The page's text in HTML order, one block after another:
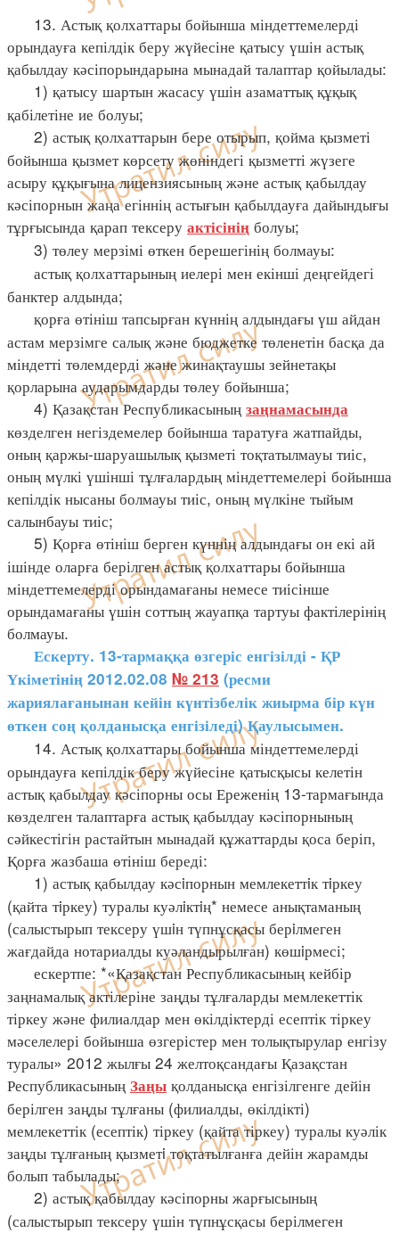
13. Астық қолхаттары бойынша міндеттемелерді
орындауға кепілдік беру жүйесіне қатысу үшін астық
қабылдау кәсіпорындарына мынадай талаптар қойылады:
1) қатысу шартын жасасу үшін азаматтық құқық
қабілетіне ие болуы;
2) астық қолхаттарын бере отырып, қойма қызметі
бойынша қызмет көрсету жөніндегі қызметті жүзеге
асыру құқығына лицензиясының және астық қабылдау
кәсіпорнын жаңа егіннің астығын қабылдауға дайындығы
тұрғысында қарап тексеру актісінің болуы;
3) төлеу мерзімі өткен берешегінің болмауы:
астық қолхаттарының иелері мен екінші деңгейдегі
банктер алдында;
қорға өтініш тапсырған күннің алдындағы үш айдан
астам мерзімге салық және бюджетке төленетін басқа да
міндетті төлемдерді және жинақтаушы зейнетақы
қорларына аударымдарды төлеу бойынша;
4) Қазақстан Республикасының заңнамасында
көзделген негіздемелер бойынша таратуға жатпайды,
оның қаржы-шаруашылық қызметі тоқтатылмауы тиіс,
оның мүлкі үшінші тұлғалардың міндеттемелері бойынша
кепілдік нысаны болмауы тиіс, оның мүлкіне тыйым
салынбауы тиіс;
5) Қорға өтініш берген күннің алдындағы он екі ай
ішінде оларға берілген астық қолхаттары бойынша
міндеттемелерді орындамағаны немесе тиісінше
орындамағаны үшін соттың жауапқа тартуы фактілерінің
болмауы.
Ескерту. 13-тармаққа өзгеріс енгізілді - ҚР
Үкіметінің 2012.02.08 № 213 (ресми
жариялағанынан кейін күнтізбелік жиырма бір күн
өткен соң қолданысқа енгізіледі) Қаулысымен.
14. Астық қолхаттары бойынша міндеттемелерді
орындауға кепілдік беру жүйесіне қатысқысы келетін
астық қабылдау кәсіпорны осы Ереженің 13-тармағында
көзделген талаптарға астық қабылдау кәсіпорнының
сәйкестігін растайтын мынадай құжаттарды қоса беріп,
Қорға жазбаша өтініш береді:
1) астық қабылдау кәсiпорнын мемлекеттiк тiркеу
(қайта тiркеу) туралы куәлiктiң* немесе анықтаманың
(салыстырып тексеру үшiн түпнұсқасы берiлмеген
жағдайда нотариалды куәландырылған) көшiрмесі;
ескертпе: *«Қазақстан Республикасының кейбір
заңнамалық актілеріне заңды тұлғаларды мемлекеттік
тіркеу және филиалдар мен өкілдіктерді есептік тіркеу
мәселелері бойынша өзгерістер мен толықтырулар енгізу
туралы» 2012 жылғы 24 желтоқсандағы Қазақстан
Республикасының Заңы қолданысқа енгізілгенге дейін
берілген заңды тұлғаны (филиалды, өкілдікті)
мемлекеттік (есептік) тіркеу (қайта тіркеу) туралы куәлік
заңды тұлғаның қызметi тоқтатылғанға дейін жарамды
болып табылады;
2) астық қабылдау кәсіпорны жарғысының
(салыстырып тексеру үшін түпнұсқасы берілмеген